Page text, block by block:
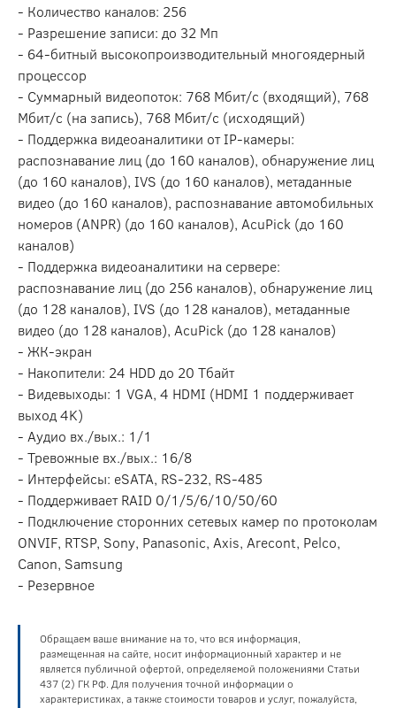
- Количество каналов: 256
- Разрешение записи: до 32 Мп
- 64-битный высокопроизводительный многоядерный
процессор
- Суммарный видеопоток: 768 Мбит/с (входящий), 768
Мбит/с (на запись), 768 Мбит/с (исходящий)
- Поддержка видеоаналитики от IP-камеры:
распознавание лиц (до 160 каналов), обнаружение лиц
(до 160 каналов), IVS (до 160 каналов), метаданные
видео (до 160 каналов), распознавание автомобильных
номеров (ANPR) (до 160 каналов), AcuPick (до 160
каналов)
- Поддержка видеоаналитики на сервере:
распознавание лиц (до 256 каналов), обнаружение лиц
(до 128 каналов), IVS (до 128 каналов), метаданные
видео (до 128 каналов), AcuPick (до 128 каналов)
- ЖК-экран
- Накопители: 24 HDD до 20 Тбайт
- Видевыходы: 1 VGA, 4 HDMI (HDMI 1 поддерживает
выход 4K)
- Аудио вх./вых.: 1/1
- Тревожные вх./вых.: 16/8
- Интерфейсы: eSATA, RS-232, RS-485
- Поддерживает RAID 0/1/5/6/10/50/60
- Подключение сторонних сетевых камер по протоколам
ONVIF, RTSP, Sony, Panasonic, Axis, Arecont, Pelco,
Canon, Samsung
- Резервное
Обращаем ваше внимание на то, что вся информация,
размещенная на сайте, носит информационный характер и не
является публичной офертой, определяемой положениями Статьи
437 (2) ГК РФ. Для получения точной информации о
характеристиках, а также стоимости товаров и услуг, пожалуйста,